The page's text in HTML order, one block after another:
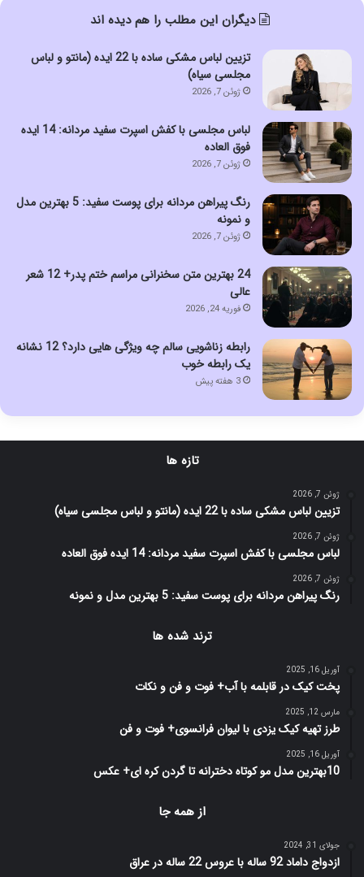
دیگران این مطلب را هم دیده اند
تزیین لباس مشکی ساده با 22 ایده (مانتو و لباس
مجلسی سیاه)
ژوئن 7, 2026
لباس مجلسی با کفش اسپرت سفید مردانه: 14 ایده
فوق العاده
ژوئن 7, 2026
رنگ پیراهن مردانه برای پوست سفید: 5 بهترین مدل
و نمونه
ژوئن 7, 2026
24 بهترین متن سخنرانی مراسم ختم پدر+ 12 شعر
عالی
فوریه 24, 2026
رابطه زناشویی سالم چه ویژگی هایی دارد؟ 12 نشانه
یک رابطه خوب
3 هفته پیش
تازه ها
ژوئن 7, 2026
تزیین لباس مشکی ساده با 22 ایده (مانتو و لباس مجلسی سیاه)
ژوئن 7, 2026
لباس مجلسی با کفش اسپرت سفید مردانه: 14 ایده فوق العاده
ژوئن 7, 2026
رنگ پیراهن مردانه برای پوست سفید: 5 بهترین مدل و نمونه
ترند شده ها
آوریل 16, 2025
پخت کیک در قابلمه با آب+ فوت و فن و نکات
مارس 12, 2025
طرز تهیه کیک یزدی با لیوان فرانسوی+ فوت و فن
آوریل 16, 2025
10بهترین مدل مو کوتاه دخترانه تا گردن کره ای+ عکس
از همه جا
جولای 31, 2024
ازدواج داماد 92 ساله با عروس 22 ساله در عراق